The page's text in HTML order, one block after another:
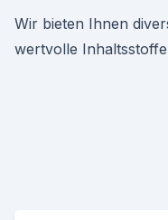
Wir bieten Ihnen
wertvolle